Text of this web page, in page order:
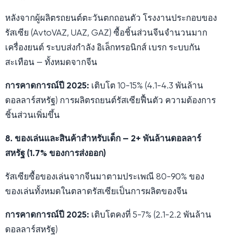
หลังจากผู้ผลิตรถยนต์ตะวันตกถอนตัว โรงงานประกอบของ
รัสเซีย (AvtoVAZ, UAZ, GAZ) ซื้อชิ้นส่วนจีนจำนวนมาก
เครื่องยนต์ ระบบส่งกำลัง อิเล็กทรอนิกส์ เบรก ระบบกัน
สะเทือน — ทั้งหมดจากจีน
การคาดการณ์ปี 2025: เติบโต 10-15% (4.1-4.3 พันล้าน
ดอลลาร์สหรัฐ) การผลิตรถยนต์รัสเซียฟื้นตัว ความต้องการ
ชิ้นส่วนเพิ่มขึ้น
8. ของเล่นและสินค้าสำหรับเด็ก — 2+ พันล้านดอลลาร์
สหรัฐ (1.7% ของการส่งออก)
รัสเซียซื้อของเล่นจากจีนมาตามประเพณี 80-90% ของ
ของเล่นทั้งหมดในตลาดรัสเซียเป็นการผลิตของจีน
การคาดการณ์ปี 2025: เติบโตคงที่ 5-7% (2.1-2.2 พันล้าน
ดอลลาร์สหรัฐ)